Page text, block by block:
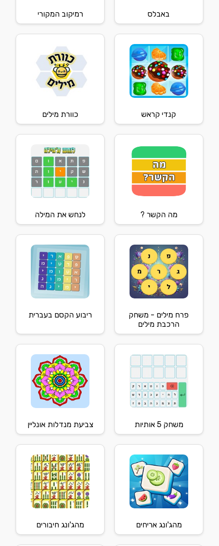
באבלס רמיקוב המקורי
קנדי קראש כוורת מילים
מה הקשר ? לנחש את המילה
פרח מילים - משחק
הרכבת מילים
ריבוע הקסם בעברית
משחק 5 אותיות צביעת מנדלות אונליין
מהג'ונג אריחים מהג'ונג חיבורים